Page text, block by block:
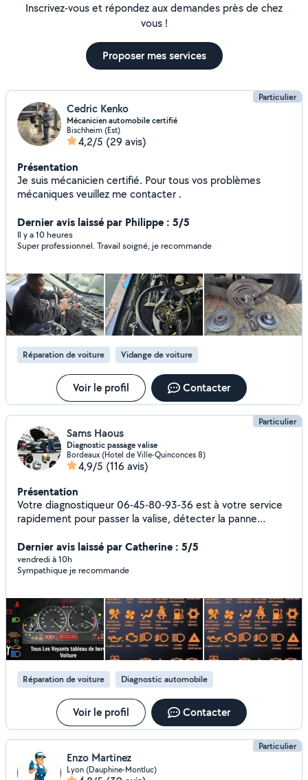
Inscrivez-vous et répondez aux demandes près de chez
vous !
Proposer mes services
Particulier
Cedric Kenko
Mécanicien automobile certifié
Bischheim (Est)
4,2/5 (29 avis)
Présentation
Je suis mécanicien certifié. Pour tous vos problèmes
mécaniques veuillez me contacter .
Dernier avis laissé par Philippe : 5/5
Il y a 10 heures
Super professionnel. Travail soigné, je recommande
Réparation de voiture Vidange de voiture
Voir le profil Contacter
Particulier
Sams Haous
Diagnostic passage valise
Bordeaux (Hotel de Ville-Quinconces 8)
4,9/5 (116 avis)
Présentation
Votre diagnostiqueur 06-45-80-93-36 est à votre service
rapidement pour passer la valise, détecter la panne
télécodage clé carte -Réinitialisation oil reset voyant
vidange Recodage injecteur -Régénération du FAP filtre à
particules -Perte de puissance -Débimètre ou vanne egr
casse moteur -Climatisation oil reset régénération -Casse
moteur faisceau -Airbags -Bougies de préchauffages -
suppression ou rajout option -Fumée noire, blanche
Recherche balise
Dernier avis laissé par Catherine : 5/5
vendredi à 10h
Sympathique je recommande
Réparation de voiture Diagnostic automobile
Voir le profil Contacter
Particulier
Enzo Martinez
Lyon (Dauphine-Montluc)